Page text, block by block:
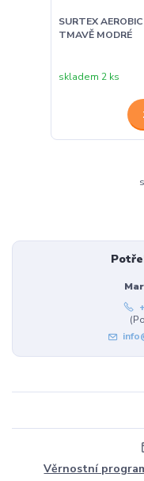
SURTEX
TMAVĚ MODRÉ
skladem 2 ks
Věrnostní